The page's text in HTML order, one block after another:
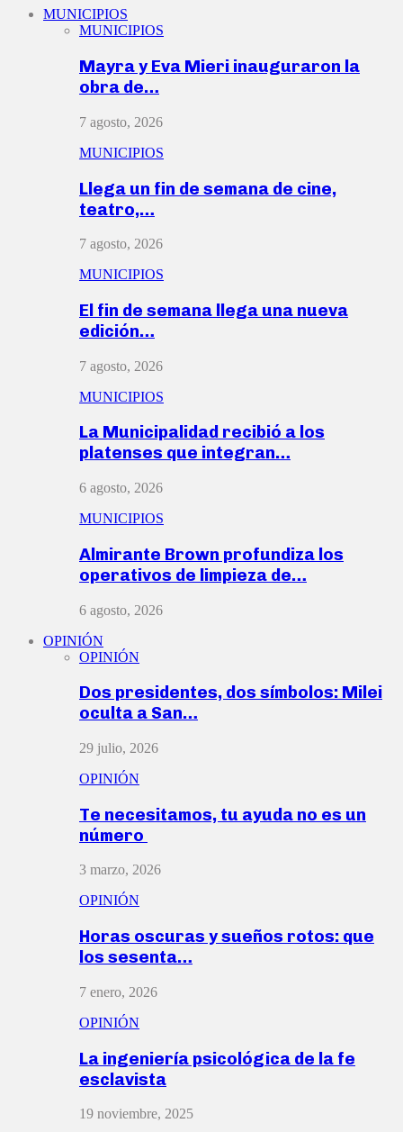
MUNICIPIOS
MUNICIPIOS
Mayra y Eva Mieri inauguraron la
obra de…
7 agosto, 2026
MUNICIPIOS
Llega un fin de semana de cine,
teatro,…
7 agosto, 2026
MUNICIPIOS
El fin de semana llega una nueva
edición…
7 agosto, 2026
MUNICIPIOS
La Municipalidad recibió a los
platenses que integran…
6 agosto, 2026
MUNICIPIOS
Almirante Brown profundiza los
operativos de limpieza de…
6 agosto, 2026
OPINIÓN
OPINIÓN
Dos presidentes, dos símbolos: Milei
oculta a San…
29 julio, 2026
OPINIÓN
Te necesitamos, tu ayuda no es un
número
3 marzo, 2026
OPINIÓN
Horas oscuras y sueños rotos: que
los sesenta…
7 enero, 2026
OPINIÓN
La ingeniería psicológica de la fe
esclavista
19 noviembre, 2025